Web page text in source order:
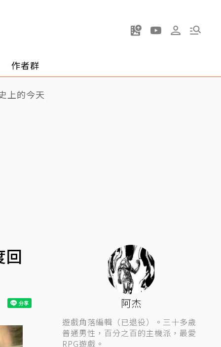
作者群
上的今天
回
阿杰
遊戲角落編輯（已退役）。三十多歲
普通男性，百分之百的主機派，最愛
RPG遊戲。